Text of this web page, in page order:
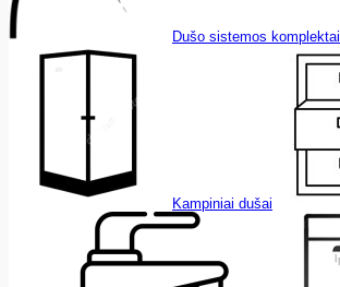
Dušo sistemos komplektai
Kampiniai dušai